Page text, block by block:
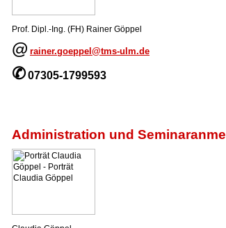
Prof. Dipl.-Ing. (FH) Rainer Göppel
@ rainer.goeppel@tms-ulm.de
✆07305-1799593
Administration und